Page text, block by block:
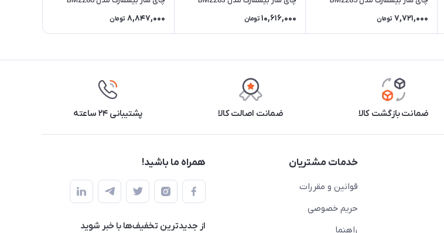
7,721,000 تومان 10,616,000 تومان 8,847,000 تومان
ضمانت بازگشت کالا ضمانت اصالت کالا پشتیبانی ۲۴ ساعته
خدمات مشتریان
قوانین و مقررات
حریم خصوصی
راهنما
همراه ما باشید!
از جدید‌ترین تخفیف‌ها با‌ خبر شوید